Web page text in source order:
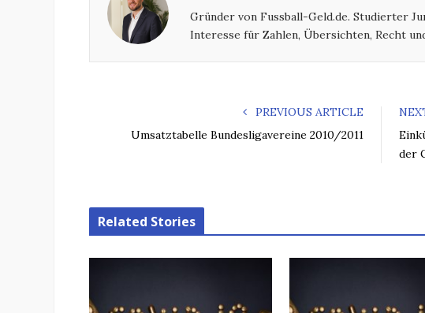
Gründer von Fussball-Geld.de. Studierter
Interesse für Zahlen, Übersichten, Recht
PREVIOUS ARTICLE
Umsatztabelle Bundesligavereine 2010/2011
der
Related Stories